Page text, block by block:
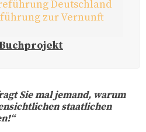
Deutschland
zur Vernunft
Sie mal jemand, warum
staatlichen